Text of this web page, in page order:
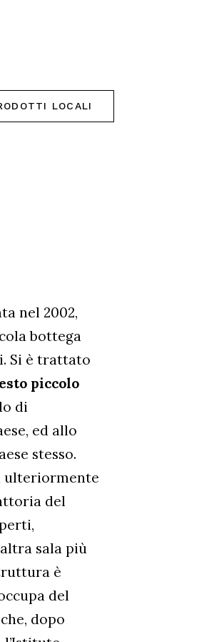
LOCALI
nel 2002,
bottega
Si è trattato
piccolo
di
ed allo
stesso.
ulteriormente
del
sala più
è
del
dopo